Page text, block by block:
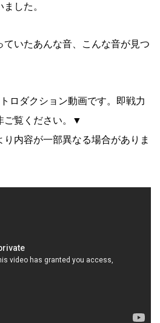
した。
ていたあんな音、こんな音が見つ
ロダクション動画です。即戦力
ご覧ください。▼
内容が一部異なる場合がありま